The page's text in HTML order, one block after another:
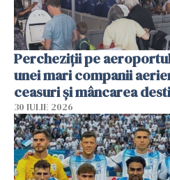
Percheziții pe
unei mari companii
ceasuri și mâncarea
30 IULIE 2026